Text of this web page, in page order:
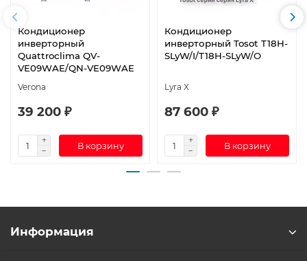
Кондиционер
инверторный
Quattroclima QV-
VE09WAE/QN-VE09WAE
Verona
39 200 ₽
В корзину
Кондиционер
инверторный Tosot T18H-
SLyW/I/T18H-SLyW/O
Lyra X
87 600 ₽
В корзину
Информация